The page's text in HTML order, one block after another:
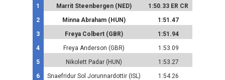
1 Marrit Steenbergen (NED)
1:50.33 ER CR
2
Minna Abraham (HUN)
1:51.47
3
Freya Colbert (GBR)
1:51.94
4
Freya Anderson (GBR)
1:53.09
5
Nikolett Padar (HUN)
1:53.27
6
Snaefridur Sol Jorunnardottir (ISL)
1:54.26